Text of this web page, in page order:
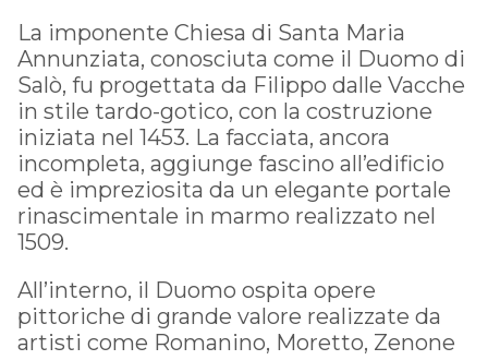
La imponente Chiesa di Santa Maria
Annunziata, conosciuta come il Duomo di
Salò, fu progettata da Filippo dalle Vacche
in stile tardo-gotico, con la costruzione
iniziata nel 1453. La facciata, ancora
incompleta, aggiunge fascino all’edificio
ed è impreziosita da un elegante portale
rinascimentale in marmo realizzato nel
1509.
All’interno, il Duomo ospita opere
pittoriche di grande valore realizzate da
artisti come Romanino, Moretto, Zenone